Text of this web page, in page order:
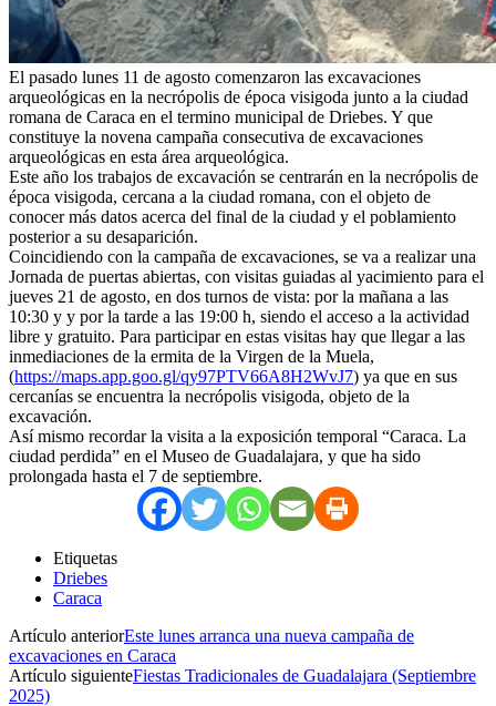
El pasado lunes 11 de agosto comenzaron las excavaciones
arqueológicas en la necrópolis de época visigoda junto a la ciudad
romana de Caraca en el termino municipal de Driebes. Y que
constituye la novena campaña consecutiva de excavaciones
arqueológicas en esta área arqueológica.
Este año los trabajos de excavación se centrarán en la necrópolis de
época visigoda, cercana a la ciudad romana, con el objeto de
conocer más datos acerca del final de la ciudad y el poblamiento
posterior a su desaparición.
Coincidiendo con la campaña de excavaciones, se va a realizar una
Jornada de puertas abiertas, con visitas guiadas al yacimiento para el
jueves 21 de agosto, en dos turnos de vista: por la mañana a las
10:30 y y por la tarde a las 19:00 h, siendo el acceso a la actividad
libre y gratuito. Para participar en estas visitas hay que llegar a las
inmediaciones de la ermita de la Virgen de la Muela,
(https://maps.app.goo.gl/qy97PTV66A8H2WvJ7) ya que en sus
cercanías se encuentra la necrópolis visigoda, objeto de la
excavación.
Así mismo recordar la visita a la exposición temporal “Caraca. La
ciudad perdida” en el Museo de Guadalajara, y que ha sido
prolongada hasta el 7 de septiembre.
Etiquetas
Driebes
Caraca
Artículo anteriorEste lunes arranca una nueva campaña de
excavaciones en Caraca
Artículo siguienteFiestas Tradicionales de Guadalajara (Septiembre
2025)